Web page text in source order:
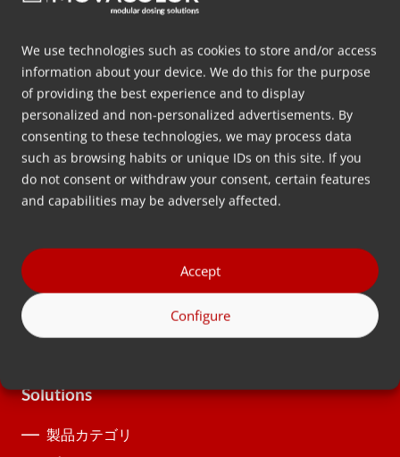
We use technologies such as cookies to store and/or access
information about your device. We do this for the purpose
of providing the best experience and to display
personalized and non-personalized advertisements. By
consenting to these technologies, we may process data
such as browsing habits or unique IDs on this site. If you
do not consent or withdraw your consent, certain features
and capabilities may be adversely affected.
Accept
Configure
info@movacolor.com
Address
Wolkammersstraat 5
8601 VB Sneek
Route
Follow us
Solutions
製品カテゴリ